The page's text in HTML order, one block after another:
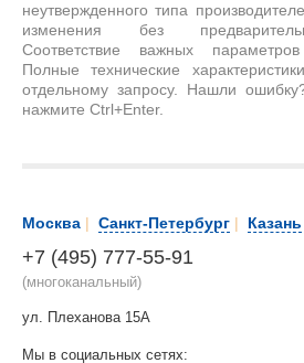
неутвержденного типа
изменения без
Соответствие важных
Полные технические
отдельному запросу. Нашли
нажмите Ctrl+Enter.
Москва | Санкт-Петербург | Казань
+7 (495) 777-55-91
(многоканальный)
ул. Плеханова 15А
Мы в социальных сетях: